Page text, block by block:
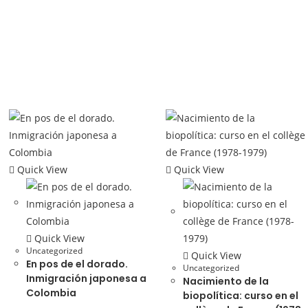
Quick View
Quick View
Uncategorized
En pos de el dorado.
Inmigración japonesa a
Colombia
Quick View
Quick View
Uncategorized
Nacimiento de la
biopolítica: curso en el